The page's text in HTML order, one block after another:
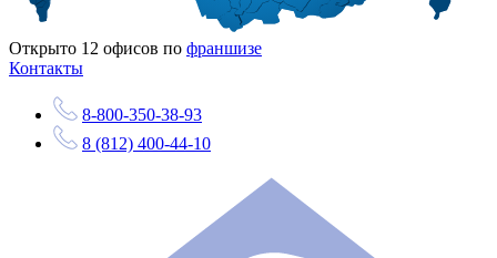
Открыто 12 офисов по франшизе
Контакты
8-800-350-38-93
8 (812) 400-44-10